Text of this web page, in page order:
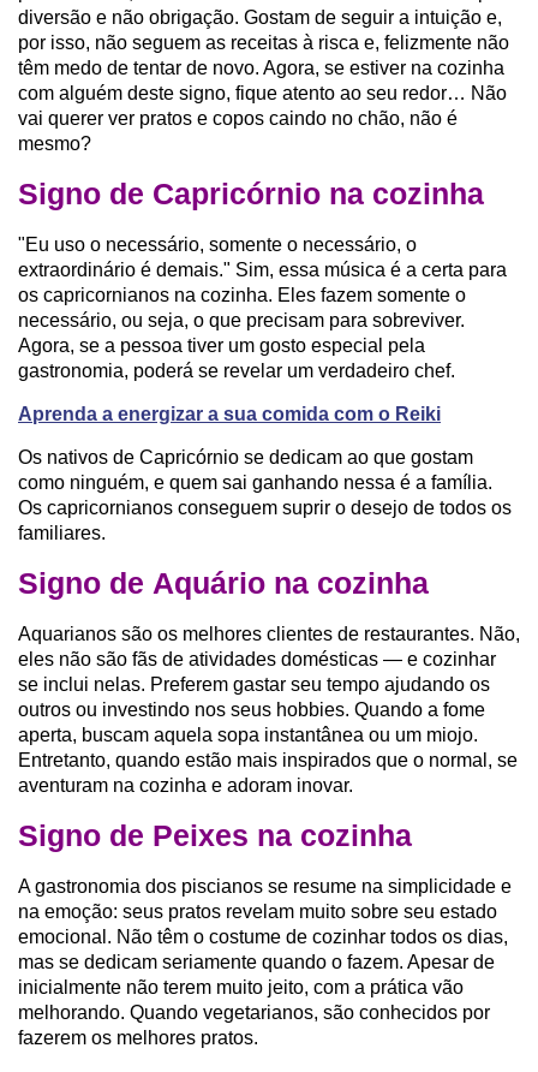
diversão e não obrigação. Gostam de seguir a intuição e,
por isso, não seguem as receitas à risca e, felizmente não
têm medo de tentar de novo. Agora, se estiver na cozinha
com alguém deste signo, fique atento ao seu redor… Não
vai querer ver pratos e copos caindo no chão, não é
mesmo?
Signo de Capricórnio na cozinha
"Eu uso o necessário, somente o necessário, o
extraordinário é demais." Sim, essa música é a certa para
os capricornianos na cozinha. Eles fazem somente o
necessário, ou seja, o que precisam para sobreviver.
Agora, se a pessoa tiver um gosto especial pela
gastronomia, poderá se revelar um verdadeiro chef.
Aprenda a energizar a sua comida com o Reiki
Os nativos de Capricórnio se dedicam ao que gostam
como ninguém, e quem sai ganhando nessa é a família.
Os capricornianos conseguem suprir o desejo de todos os
familiares.
Signo de Aquário na cozinha
Aquarianos são os melhores clientes de restaurantes. Não,
eles não são fãs de atividades domésticas — e cozinhar
se inclui nelas. Preferem gastar seu tempo ajudando os
outros ou investindo nos seus hobbies. Quando a fome
aperta, buscam aquela sopa instantânea ou um miojo.
Entretanto, quando estão mais inspirados que o normal, se
aventuram na cozinha e adoram inovar.
Signo de Peixes na cozinha
A gastronomia dos piscianos se resume na simplicidade e
na emoção: seus pratos revelam muito sobre seu estado
emocional. Não têm o costume de cozinhar todos os dias,
mas se dedicam seriamente quando o fazem. Apesar de
inicialmente não terem muito jeito, com a prática vão
melhorando. Quando vegetarianos, são conhecidos por
fazerem os melhores pratos.